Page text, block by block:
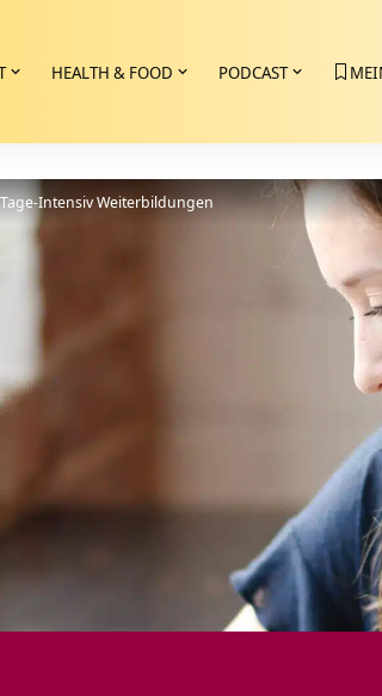
HEALTH & FOOD PODCAST
Intensiv Weiterbildungen